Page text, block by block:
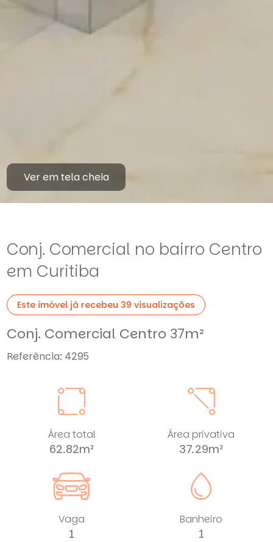
Ver em tela cheia
Conj. Comercial no bairro Centro
em Curitiba
Este imóvel já recebeu 39 visualizações
Conj. Comercial Centro 37m²
Referência: 4295
Área total
62.82m²
Área privativa
37.29m²
Vaga
1
Banheiro
1